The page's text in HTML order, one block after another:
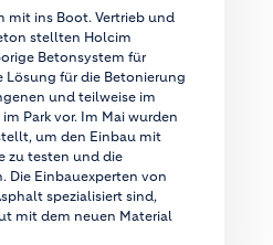
mit ins Boot. Vertrieb und
stellten Holcim
Betonsystem für
Lösung für die Betonierung
und teilweise im
Park vor. Im Mai wurden
um den Einbau mit
zu testen und die
Die Einbauexperten von
spezialisiert sind,
mit dem neuen Material